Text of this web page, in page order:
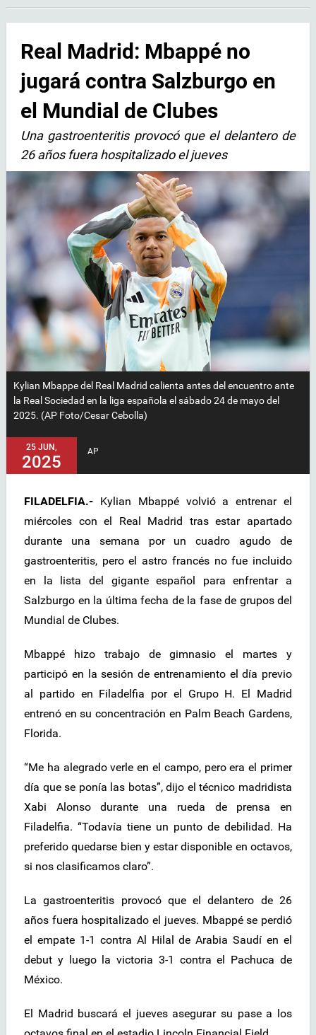
Real Madrid: Mbappé no
jugará contra Salzburgo en
el Mundial de Clubes
Una gastroenteritis provocó que el delantero de
26 años fuera hospitalizado el jueves
Kylian Mbappe del Real Madrid calienta antes del encuentro ante
la Real Sociedad en la liga española el sábado 24 de mayo del
2025. (AP Foto/Cesar Cebolla)
25 JUN,
2025
AP
FILADELFIA.- Kylian Mbappé volvió a entrenar el
miércoles con el Real Madrid tras estar apartado
durante una semana por un cuadro agudo de
gastroenteritis, pero el astro francés no fue incluido
en la lista del gigante español para enfrentar a
Salzburgo en la última fecha de la fase de grupos del
Mundial de Clubes.
Mbappé hizo trabajo de gimnasio el martes y
participó en la sesión de entrenamiento el día previo
al partido en Filadelfia por el Grupo H. El Madrid
entrenó en su concentración en Palm Beach Gardens,
Florida.
“Me ha alegrado verle en el campo, pero era el primer
día que se ponía las botas”, dijo el técnico madridista
Xabi Alonso durante una rueda de prensa en
Filadelfia. “Todavía tiene un punto de debilidad. Ha
preferido quedarse bien y estar disponible en octavos,
si nos clasificamos claro”.
La gastroenteritis provocó que el delantero de 26
años fuera hospitalizado el jueves. Mbappé se perdió
el empate 1-1 contra Al Hilal de Arabia Saudí en el
debut y luego la victoria 3-1 contra el Pachuca de
México.
El Madrid buscará el jueves asegurar su pase a los